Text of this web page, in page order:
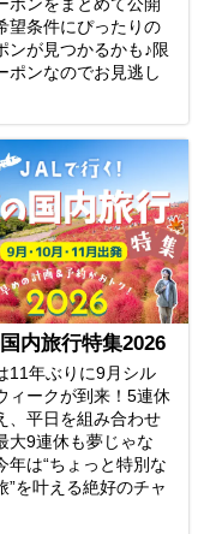
ポンをまとめて公開
望条件にぴったりの
ンが見つかるかも♪限
ポンなのでお見逃し
内旅行特集2026
11年ぶりに9月シル
ィークが到来！5連休
、平日を組み合わせ
大9連休も夢じゃな
年は“ちょっと特別な
”を叶える絶好のチャ